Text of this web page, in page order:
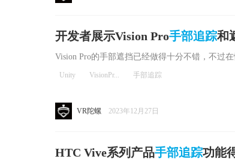
开发者展示Vision Pro手部追踪和
Vision Pro的手部遮挡已经做得十分不错，不过
Unity VisionPr... 手部追踪
VR陀螺 2023年12月27日
HTC Vive系列产品手部追踪功能